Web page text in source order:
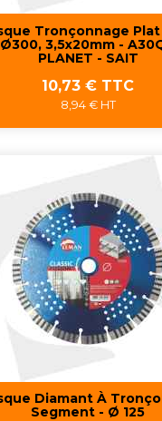
Tronçonnage Plat
Ø300, 3,5x20mm -
PLANET - SAIT
Prix
10,73 € TTC
8,94 € HT
Diamant À
Segment - Ø 125